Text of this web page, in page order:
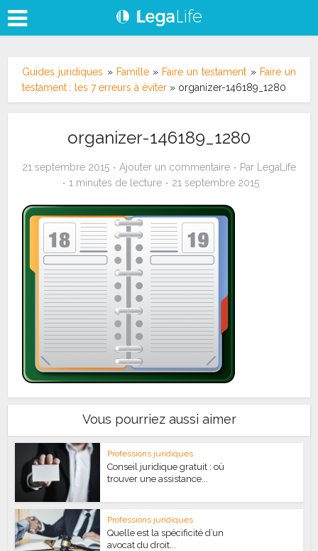
Guides juridiques » Famille» Faire un testament » Faire un
testament : les 7 erreurs à éviter » organizer-146189_1280
organizer-146189_1280
21 septembre 2015 Ajouter un commentaire Par
LegaLife
1 minutes de lecture
21 septembre 2015
Vous pourriez aussi aimer
Professions juridiques
Conseil juridique gratuit : où
trouver une assistance...
Professions juridiques
Quelle est la spécificité d’un
avocat du droit...